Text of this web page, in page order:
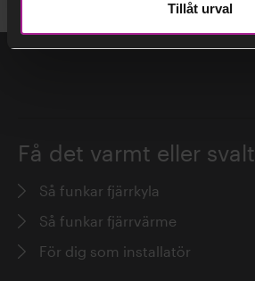
Tillåt urval
Få det varmt eller svalt
Så funkar fjärrkyla
Så funkar fjärrvärme
För dig som installatör